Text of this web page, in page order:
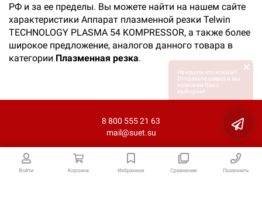
Войти Корзина Избранное Сравнение Позвонить
РФ и за ее пределы. Вы можете найти на нашем сайте
характеристики Аппарат плазменной резки Telwin
TECHNOLOGY PLASMA 54 KOMPRESSOR, а также более
широкое предложение, аналогов данного товара в
категории Плазменная резка.
8 800 555 21 63
mail@suet.su
Не нашли что искали?
Отправьте заявку и мы
поможем Вам с
выбором!
×